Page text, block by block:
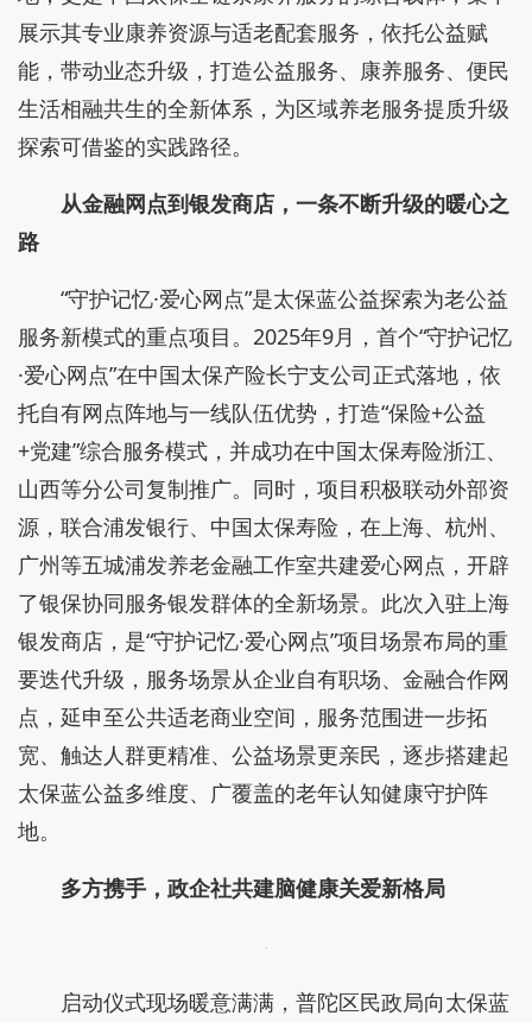
展示其专业康养资源与适老配套服务，依托公益赋
能，带动业态升级，打造公益服务、康养服务、便民
生活相融共生的全新体系，为区域养老服务提质升级
探索可借鉴的实践路径。
从金融网点到银发商店，一条不断升级的暖心之
路
“守护记忆·爱心网点”是太保蓝公益探索为老公益
服务新模式的重点项目。2025年9月，首个“守护记忆
·爱心网点”在中国太保产险长宁支公司正式落地，依
托自有网点阵地与一线队伍优势，打造“保险+公益
+党建”综合服务模式，并成功在中国太保寿险浙江、
山西等分公司复制推广。同时，项目积极联动外部资
源，联合浦发银行、中国太保寿险，在上海、杭州、
广州等五城浦发养老金融工作室共建爱心网点，开辟
了银保协同服务银发群体的全新场景。此次入驻上海
银发商店，是“守护记忆·爱心网点”项目场景布局的重
要迭代升级，服务场景从企业自有职场、金融合作网
点，延申至公共适老商业空间，服务范围进一步拓
宽、触达人群更精准、公益场景更亲民，逐步搭建起
太保蓝公益多维度、广覆盖的老年认知健康守护阵
地。
多方携手，政企社共建脑健康关爱新格局
启动仪式现场暖意满满，普陀区民政局向太保蓝